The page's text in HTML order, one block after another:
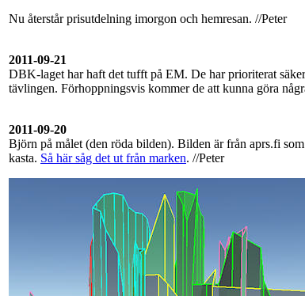
Nu återstår prisutdelning imorgon och hemresan. //Peter
2011-09-21
DBK-laget har haft det tufft på EM. De har prioriterat
tävlingen. Förhoppningsvis kommer de att kunna göra
2011-09-20
Björn på målet (den röda bilden). Bilden är från aprs.fi
kasta. Så här såg det ut från marken. //Peter